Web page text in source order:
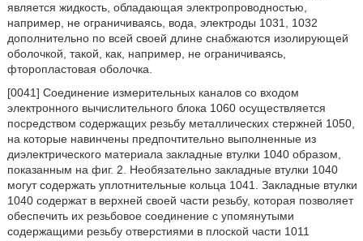
является жидкость, обладающая электропроводностью,
например, не ограничиваясь, вода, электроды 1031, 1032
дополнительно по всей своей длине снабжаются изолирующей
оболочкой, такой, как, например, не ограничиваясь,
фторопластовая оболочка.
[0041] Соединение измерительных каналов со входом
электронного вычислительного блока 1060 осуществляется
посредством содержащих резьбу металлических стержней 1050,
на которые навинчены предпочтительно выполненные из
диэлектрического материала закладные втулки 1040 образом,
показанным на фиг. 2. Необязательно закладные втулки 1040
могут содержать уплотнительные кольца 1041. Закладные втулки
1040 содержат в верхней своей части резьбу, которая позволяет
обеспечить их резьбовое соединение с упомянутыми
содержащими резьбу отверстиями в плоской части 1011